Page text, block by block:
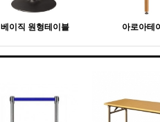
베이직 원형테이블 아로아테